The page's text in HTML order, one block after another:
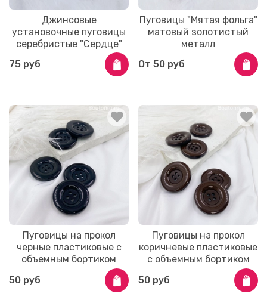
Джинсовые
установочные пуговицы
серебристые "Сердце"
75 руб
Пуговицы "Мятая фольга"
матовый золотистый
металл
От 50 руб
Пуговицы на прокол
черные пластиковые с
объемным бортиком
50 руб
Пуговицы на прокол
коричневые пластиковые
с объемным бортиком
50 руб